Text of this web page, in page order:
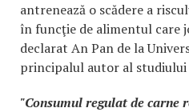
antrenează o scădere a
în funcţie de alimentul care
declarat An Pan de la
principalul autor al studiului
"Consumul regulat de carne